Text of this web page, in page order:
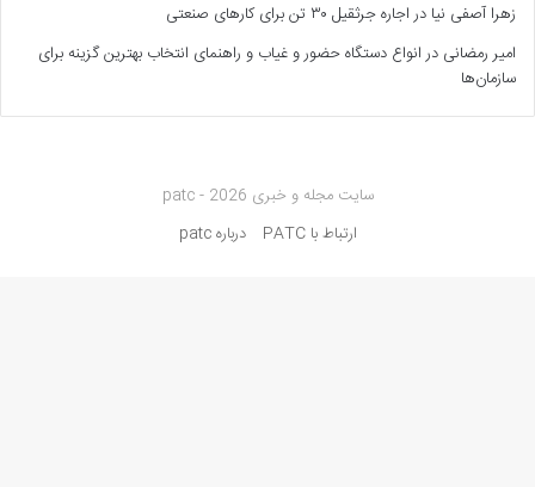
زهرا آصفی نیا دراجاره جرثقیل ۳۰ تن برای کارهای صنعتی
امیر رمضانی درانواع دستگاه حضور و غیاب و راهنمای انتخاب بهترین گزینه برای
سازمان‌ها
سایت مجله و خبری patc - 2026
ارتباط با PATC
درباره patc